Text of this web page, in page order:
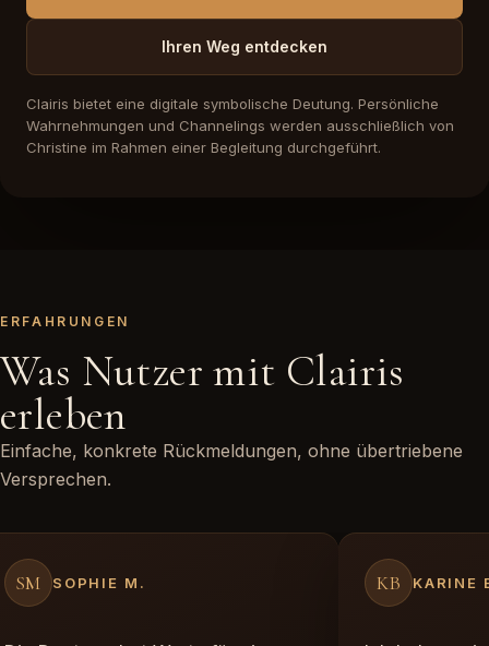
Ihren Weg entdecken
Clairis bietet eine digitale symbolische Deutung. Persönliche
Wahrnehmungen und Channelings werden ausschließlich von
Christine im Rahmen einer Begleitung durchgeführt.
ERFAHRUNGEN
Was Nutzer mit Clairis
erleben
Einfache, konkrete Rückmeldungen, ohne übertriebene
Versprechen.
SM SOPHIE M. KB KARINE